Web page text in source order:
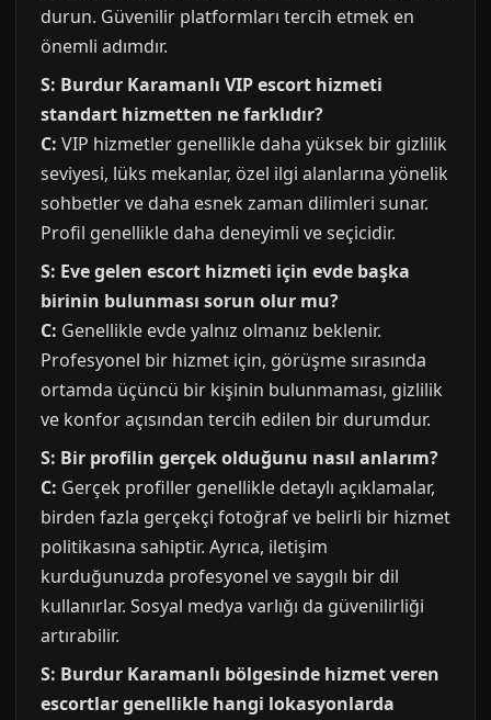
durun. Güvenilir platformları tercih etmek en
önemli adımdır.
S: Burdur Karamanlı VIP escort hizmeti
standart hizmetten ne farklıdır?
C: VIP hizmetler genellikle daha yüksek bir gizlilik
seviyesi, lüks mekanlar, özel ilgi alanlarına yönelik
sohbetler ve daha esnek zaman dilimleri sunar.
Profil genellikle daha deneyimli ve seçicidir.
S: Eve gelen escort hizmeti için evde başka
birinin bulunması sorun olur mu?
C: Genellikle evde yalnız olmanız beklenir.
Profesyonel bir hizmet için, görüşme sırasında
ortamda üçüncü bir kişinin bulunmaması, gizlilik
ve konfor açısından tercih edilen bir durumdur.
S: Bir profilin gerçek olduğunu nasıl anlarım?
C: Gerçek profiller genellikle detaylı açıklamalar,
birden fazla gerçekçi fotoğraf ve belirli bir hizmet
politikasına sahiptir. Ayrıca, iletişim
kurduğunuzda profesyonel ve saygılı bir dil
kullanırlar. Sosyal medya varlığı da güvenilirliği
artırabilir.
S: Burdur Karamanlı bölgesinde hizmet veren
escortlar genellikle hangi lokasyonlarda